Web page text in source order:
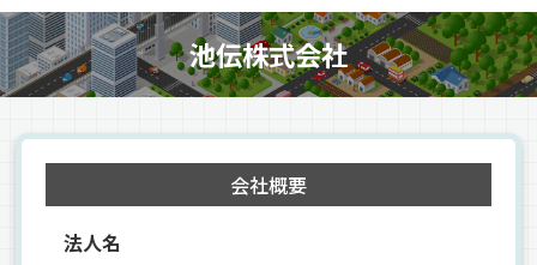
池伝株式会社
会社概要
法人名